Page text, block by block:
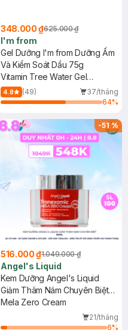
348.000 ₫625.000 ₫
I'm from
Gel Dưỡng I'm from Dưỡng Ẩm
Và Kiểm Soát Dầu 75g
Vitamin Tree Water Gel
Advanced
4.8 (49)
37/tháng
64%
-51%
516.000 ₫1.049.000 ₫
Angel's Liquid
Kem Dưỡng Angel's Liquid
Giảm Thâm Nám Chuyên Biệt
50ml
Mela Zero Cream
21/tháng
6%